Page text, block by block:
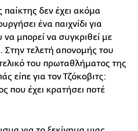
δεν έχει ακόμα
ένα παιχνίδι για
μπορεί να συγκριθεί με
Στην τελετή απονομής του
του πρωταθλήματος της
είπε για τον Τζόκοβιτς:
που έχει κρατήσει ποτέ